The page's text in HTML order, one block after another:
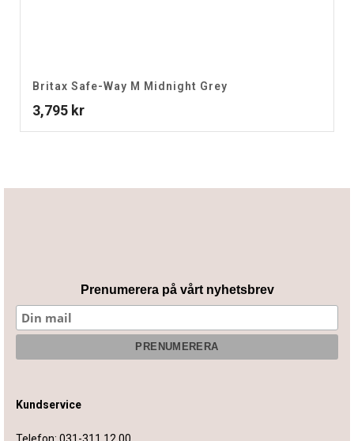
Britax Safe-Way M Midnight Grey
3,795 kr
Prenumerera på vårt nyhetsbrev
Kundservice